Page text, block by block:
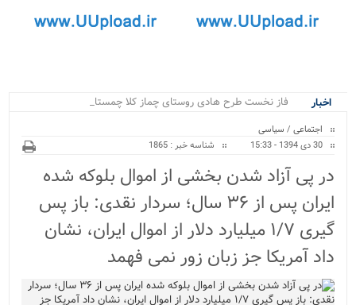
اخبار
فاز نخست طرح هادی روستای چماز کلا چمستان با ح_
اجتماعی / سیاسی
30 دی 1394 - 15:33
شناسه خبر : 1865
در پی آزاد شدن بخشی از اموال بلوکه شده
ایران پس از ۳۶ سال؛ سردار نقدی: باز پس
گیری ۱/۷ میلیارد دلار از اموال ایران، نشان
داد آمریکا جز زبان زور نمی فهمد